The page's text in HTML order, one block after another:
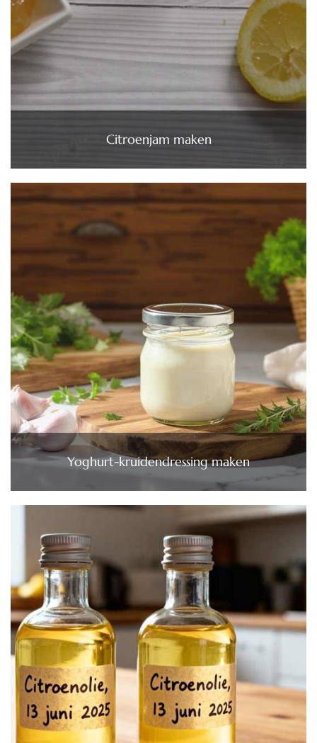
Citroenjam maken
Yoghurt-kruidendressing maken